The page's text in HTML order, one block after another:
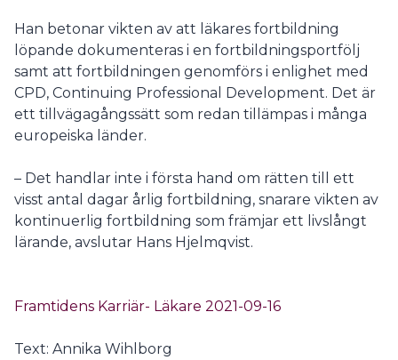
Han betonar vikten av att läkares fortbildning
löpande dokumenteras i en fortbildningsportfölj
samt att fortbildningen genomförs i enlighet med
CPD, Continuing Professional Development. Det är
ett tillvägagångssätt som redan tillämpas i många
europeiska länder.
– Det handlar inte i första hand om rätten till ett
visst antal dagar årlig fortbildning, snarare vikten av
kontinuerlig fortbildning som främjar ett livslångt
lärande, avslutar Hans Hjelmqvist.
Framtidens Karriär- Läkare 2021-09-16
Text: Annika Wihlborg